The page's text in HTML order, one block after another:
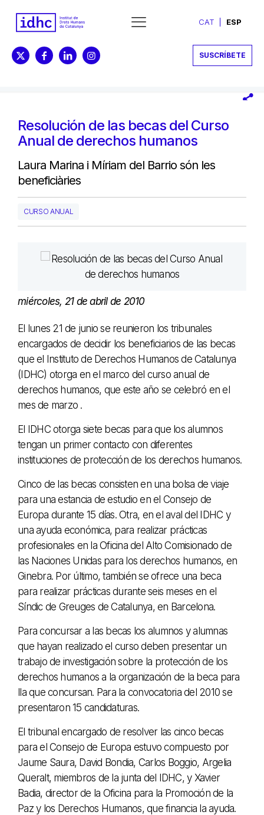
CAT ESP
SUSCRÍBETE
Resolución de las becas del Curso
Anual de derechos humanos
Laura Marina i Míriam del Barrio són les
beneficiàries
CURSO ANUAL
miércoles, 21 de abril de 2010
El lunes 21 de junio se reunieron los tribunales
encargados de decidir los beneficiarios de las becas
que el Instituto de Derechos Humanos de Catalunya
(IDHC) otorga en el marco del curso anual de
derechos humanos, que este año se celebró en el
mes de marzo .
El IDHC otorga siete becas para que los alumnos
tengan un primer contacto con diferentes
instituciones de protección de los derechos humanos.
Cinco de las becas consisten en una bolsa de viaje
para una estancia de estudio en el Consejo de
Europa durante 15 días. Otra, en el aval del IDHC y
una ayuda económica, para realizar prácticas
profesionales en la Oficina del Alto Comisionado de
las Naciones Unidas para los derechos humanos, en
Ginebra. Por último, también se ofrece una beca
para realizar prácticas durante seis meses en el
Síndic de Greuges de Catalunya, en Barcelona.
Para concursar a las becas los alumnos y alumnas
que hayan realizado el curso deben presentar un
trabajo de investigación sobre la protección de los
derechos humanos a la organización de la beca para
lla que concursan. Para la convocatoria del 2010 se
presentaron 15 candidaturas.
El tribunal encargado de resolver las cinco becas
para el Consejo de Europa estuvo compuesto por
Jaume Saura, David Bondia, Carlos Boggio, Argelia
Queralt, miembros de la junta del IDHC, y Xavier
Badia, director de la Oficina para la Promoción de la
Paz y los Derechos Humanos, que financia la ayuda.